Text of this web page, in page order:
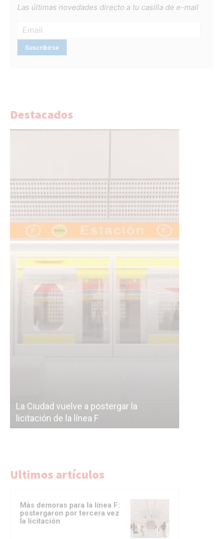
Las últimas novedades directo a tu casilla de e-mail
Destacados
La Ciudad vuelve a postergar la
licitación de la línea F
Ultimos artículos
Más demoras para la línea F:
postergaron por tercera vez
la licitación